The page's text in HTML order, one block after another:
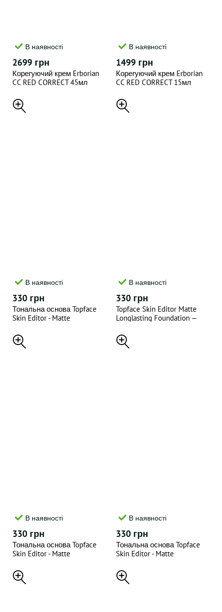
В наявності
2699 грн
Корегуючий крем Erborian
CC RED CORRECT 45мл
В наявності
1499 грн
Корегуючий крем Erborian
CC RED CORRECT 15мл
В наявності
330 грн
Тональна основа Topface
Skin Editor - Matte
- "002"
В наявності
330 грн
Topface Skin Editor Matte
Longlasting Foundation —
SPF 20, 32 мл відтінок 003
В наявності
330 грн
Тональна основа Topface
Skin Editor - Matte
- "004"
В наявності
330 грн
Тональна основа Topface
Skin Editor - Matte
- "005"